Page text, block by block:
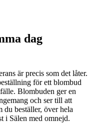
dag
är precis som det låter.
för ett blombud
en
och ser till att
du beställer, över hela
i Sälen med omnejd.